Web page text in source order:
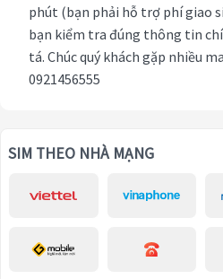
phút (bạn phải hỗ trợ phí giao
bạn kiểm tra đúng thông tin
tá. Chúc quý khách gặp nhiều
0921456555
SIM THEO NHÀ MẠNG